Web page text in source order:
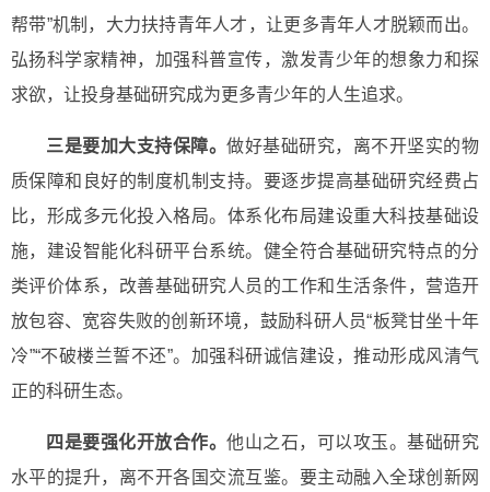
帮带”机制，大力扶持青年人才，让更多青年人才脱颖而出。
弘扬科学家精神，加强科普宣传，激发青少年的想象力和探
求欲，让投身基础研究成为更多青少年的人生追求。
三是要加大支持保障。做好基础研究，离不开坚实的物
质保障和良好的制度机制支持。要逐步提高基础研究经费占
比，形成多元化投入格局。体系化布局建设重大科技基础设
施，建设智能化科研平台系统。健全符合基础研究特点的分
类评价体系，改善基础研究人员的工作和生活条件，营造开
放包容、宽容失败的创新环境，鼓励科研人员“板凳甘坐十年
冷”“不破楼兰誓不还”。加强科研诚信建设，推动形成风清气
正的科研生态。
四是要强化开放合作。他山之石，可以攻玉。基础研究
水平的提升，离不开各国交流互鉴。要主动融入全球创新网